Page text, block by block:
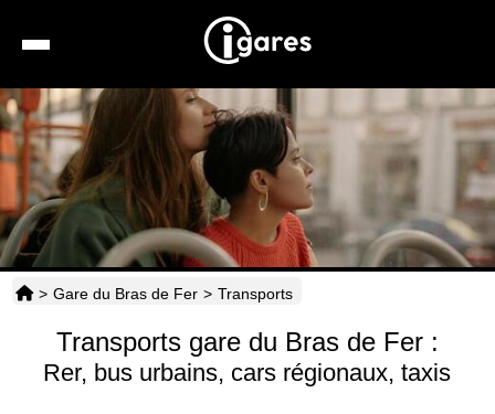
Recherche
Location de voiture
Hôtels
Taxis
Transports
Horaires
> Gare du Bras de Fer > Transports
Transports gare du Bras de Fer :
Rer, bus urbains, cars régionaux, taxis